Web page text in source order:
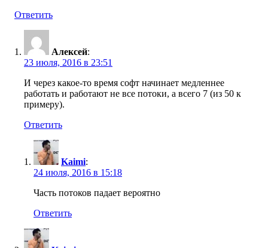
Ответить
Алексей:
23 июля, 2016 в 23:51
И через какое-то время софт начинает медленнее
работать и работают не все потоки, а всего 7 (из 50 к
примеру).
Ответить
Kaimi:
24 июля, 2016 в 15:18
Часть потоков падает вероятно
Ответить